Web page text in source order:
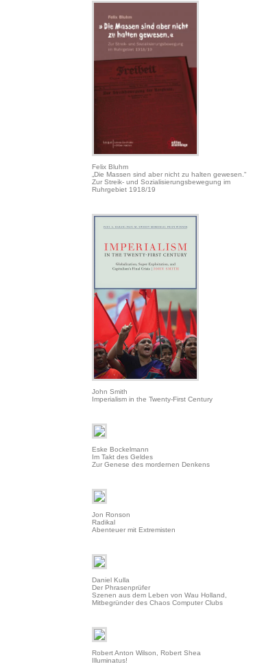
Felix Bluhm
„Die Massen sind aber nicht zu halten gewesen.“
Zur Streik- und Sozialisierungsbewegung im
Ruhrgebiet 1918/19
John Smith
Imperialism in the Twenty-First Century
Eske Bockelmann
Im Takt des Geldes
Zur Genese des mordernen Denkens
Jon Ronson
Radikal
Abenteuer mit Extremisten
Daniel Kulla
Der Phrasenprüfer
Szenen aus dem Leben von Wau Holland,
Mitbegründer des Chaos Computer Clubs
Robert Anton Wilson, Robert Shea
Illuminatus!